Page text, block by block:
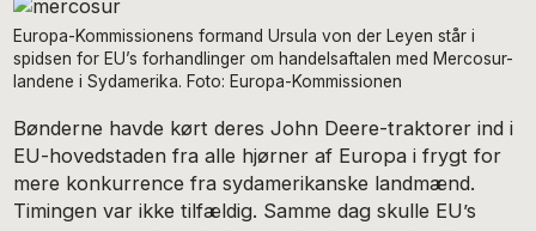
Europa-Kommissionens formand Ursula von der Leyen står i
spidsen for EU’s forhandlinger om handelsaftalen med Mercosur-
landene i Sydamerika. Foto: Europa-Kommissionen
Bønderne havde kørt deres John Deere-traktorer ind i
EU-hovedstaden fra alle hjørner af Europa i frygt for
mere konkurrence fra sydamerikanske landmænd.
Timingen var ikke tilfældig. Samme dag skulle EU’s